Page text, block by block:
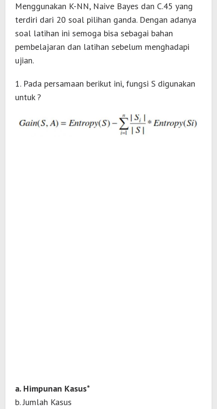
Menggunakan K-NN, Naive Bayes dan C.45 yang
terdiri dari 20 soal pilihan ganda. Dengan adanya
soal latihan ini semoga bisa sebagai bahan
pembelajaran dan latihan sebelum menghadapi
ujian.
1. Pada persamaan berikut ini, fungsi S digunakan
untuk ?
a. Himpunan Kasus*
b. Jumlah Kasus